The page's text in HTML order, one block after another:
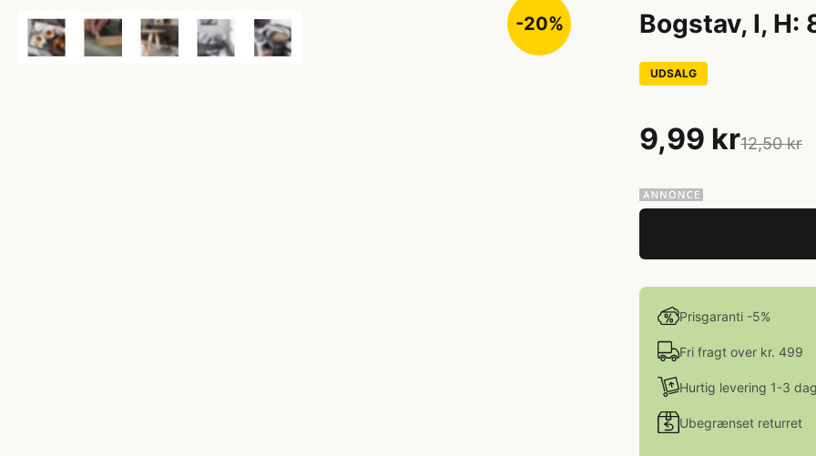
-20% Bogstav, I, H:
UDSALG
9,99 kr12,50 kr
Prisgaranti -5%
Fri fragt over kr. 499
Hurtig levering 1-3
Ubegrænset returret